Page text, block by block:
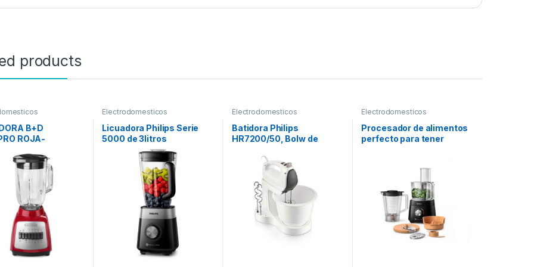
products
B+D
ROJA-
Electrodomesticos
Licuadora Philips Serie
5000 de 3litros
Electrodomesticos
Batidora Philips
HR7200/50, Bolw de
velocidades+turbo,
incluye 2 accesorios:
Varillas de batir y ganchos
de amasar, 400W.
Electrodomesticos
Procesador de alimentos
perfecto para tener